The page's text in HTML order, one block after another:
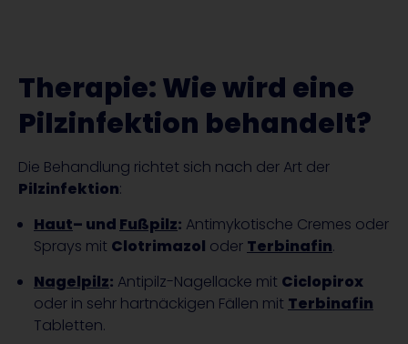
Therapie: Wie wird eine
Pilzinfektion behandelt?
Die Behandlung richtet sich nach der Art der
Pilzinfektion:
Haut– und Fußpilz: Antimykotische Cremes oder
Sprays mit Clotrimazol oder Terbinafin.
Nagelpilz: Antipilz-Nagellacke mit Ciclopirox
oder in sehr hartnäckigen Fällen mit Terbinafin
Tabletten.